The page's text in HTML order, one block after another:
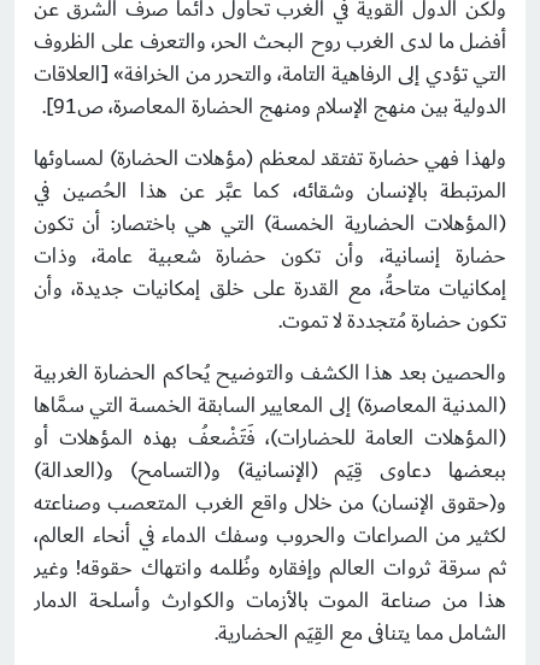
ولكن الدول القوية في الغرب تحاول دائماً صرف الشرق عن
أفضل ما لدى الغرب روح البحث الحر، والتعرف على الظروف
التي تؤدي إلى الرفاهية التامة، والتحرر من الخرافة» [العلاقات
الدولية بين منهج الإسلام ومنهج الحضارة المعاصرة، ص91].
ولهذا فهي حضارة تفتقد لمعظم (مؤهلات الحضارة) لمساوئها
المرتبطة بالإنسان وشقائه، كما عبَّر عن هذا الحُصين في
(المؤهلات الحضارية الخمسة) التي هي باختصار: أن تكون
حضارة إنسانية، وأن تكون حضارة شعبية عامة، وذات
إمكانيات متاحةُ، مع القدرة على خلق إمكانيات جديدة، وأن
تكون حضارة مُتجددة لا تموت.
والحصين بعد هذا الكشف والتوضيح يُحاكم الحضارة الغربية
(المدنية المعاصرة) إلى المعايير السابقة الخمسة التي سمَّاها
(المؤهلات العامة للحضارات)، فَتَضْعفُ بهذه المؤهلات أو
ببعضها دعاوى قِيَم (الإنسانية) و(التسامح) و(العدالة)
و(حقوق الإنسان) من خلال واقع الغرب المتعصب وصناعته
لكثير من الصراعات والحروب وسفك الدماء في أنحاء العالم،
ثم سرقة ثروات العالم وإفقاره وظُلمه وانتهاك حقوقه! وغير
هذا من صناعة الموت بالأزمات والكوارث وأسلحة الدمار
الشامل مما يتنافى مع القِيَم الحضارية.